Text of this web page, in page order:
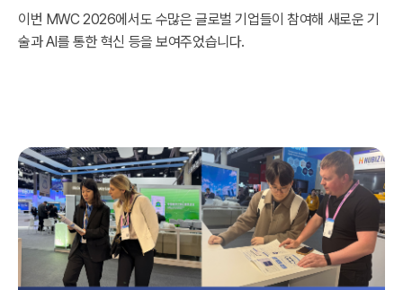
이번 MWC 2026에서도 수많은 글로벌 기업들이 참여해 새로운 기
술과 AI를 통한 혁신 등을 보여주었습니다.